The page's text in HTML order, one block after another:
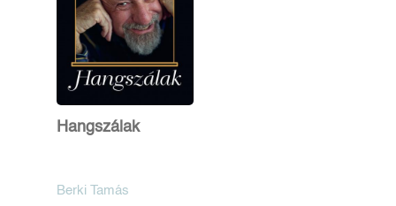
Hangszálak
Berki Tamás